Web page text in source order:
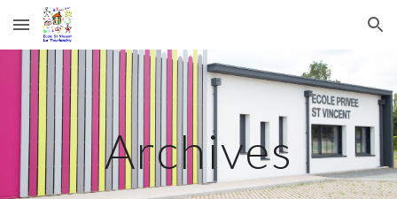
Skip to main content Skip to navigation
Archives